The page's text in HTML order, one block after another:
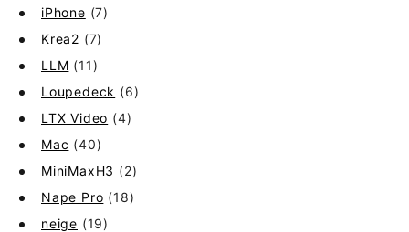
iPhone (7)
Krea2 (7)
LLM (11)
Loupedeck (6)
LTX Video (4)
Mac (40)
MiniMaxH3 (2)
Nape Pro (18)
neige (19)